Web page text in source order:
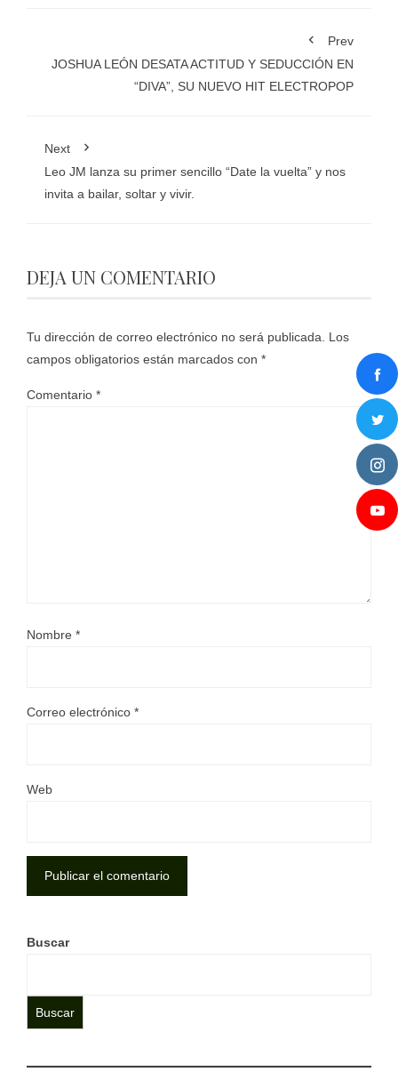
Prev
JOSHUA LEÓN DESATA ACTITUD Y SEDUCCIÓN EN
“DIVA”, SU NUEVO HIT ELECTROPOP
Next
Leo JM lanza su primer sencillo “Date la vuelta” y nos
invita a bailar, soltar y vivir.
DEJA UN COMENTARIO
Tu dirección de correo electrónico no será publicada. Los
campos obligatorios están marcados con *
Comentario *
Nombre *
Correo electrónico *
Web
Buscar
Buscar